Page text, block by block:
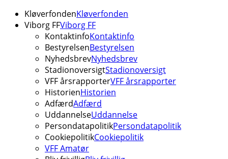
KløverfondenKløverfonden
Viborg FFViborg FF
KontaktinfoKontaktinfo
BestyrelsenBestyrelsen
NyhedsbrevNyhedsbrev
StadionoversigtStadionoversigt
VFF årsrapporterVFF årsrapporter
HistorienHistorien
AdfærdAdfærd
UddannelseUddannelse
PersondatapolitikPersondatapolitik
CookiepolitikCookiepolitik
VFF Amatør